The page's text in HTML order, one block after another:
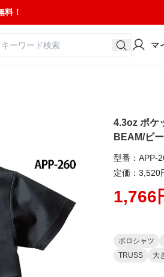
料！
マ
4.3oz ポケ
BEAM/ビ
型番：APP-
定価：3,520
1,766
ポロシャツ
TRUSS
大